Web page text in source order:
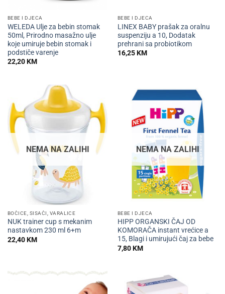
BEBE I DJECA
WELEDA Ulje za bebin stomak
50ml, Prirodno masažno ulje
koje umiruje bebin stomak i
podstiče varenje
22,20KM
BEBE I DJECA
LINEX BABY prašak za oralnu
suspenziju a 10, Dodatak
prehrani sa probiotikom
16,25KM
NEMA NA ZALIHI
BOČICE, SISAČI, VARALICE
NUK trainer cup s mekanim
nastavkom 230 ml 6+m
22,40KM
NEMA NA ZALIHI
BEBE I DJECA
HIPP ORGANSKI ČAJ OD
KOMORAČA instant vrećice a
15, Blagi i umirujući čaj za bebe
7,80KM